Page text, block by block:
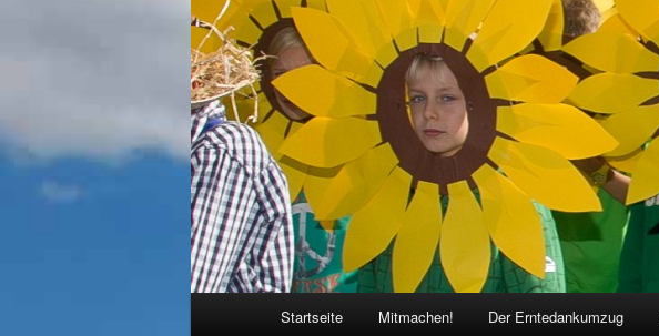
Startseite Mitmachen! Der Erntedankumzug